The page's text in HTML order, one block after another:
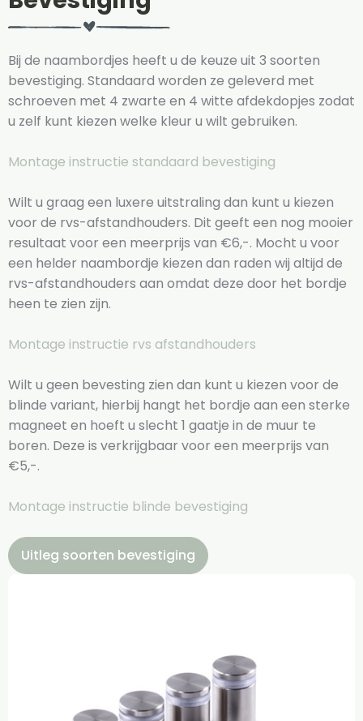
Bij de naambordjes heeft u de keuze uit 3 soorten
bevestiging. Standaard worden ze geleverd met
schroeven met 4 zwarte en 4 witte afdekdopjes zodat
u zelf kunt kiezen welke kleur u wilt gebruiken.
Montage instructie standaard bevestiging
Wilt u graag een luxere uitstraling dan kunt u kiezen
voor de rvs-afstandhouders. Dit geeft een nog mooier
resultaat voor een meerprijs van €6,-. Mocht u voor
een helder naambordje kiezen dan raden wij altijd de
rvs-afstandhouders aan omdat deze door het bordje
heen te zien zijn.
Montage instructie rvs afstandhouders
Wilt u geen bevesting zien dan kunt u kiezen voor de
blinde variant, hierbij hangt het bordje aan een sterke
magneet en hoeft u slecht 1 gaatje in de muur te
boren. Deze is verkrijgbaar voor een meerprijs van
€5,-.
Montage instructie blinde bevestiging
Uitleg soorten bevestiging